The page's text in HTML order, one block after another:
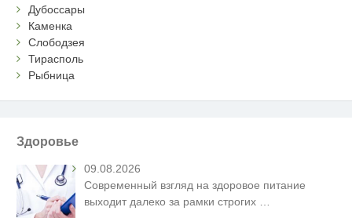
Дубоссары
Каменка
Слободзея
Тирасполь
Рыбница
Здоровье
09.08.2026
Современный взгляд на здоровое питание
выходит далеко за рамки строгих …